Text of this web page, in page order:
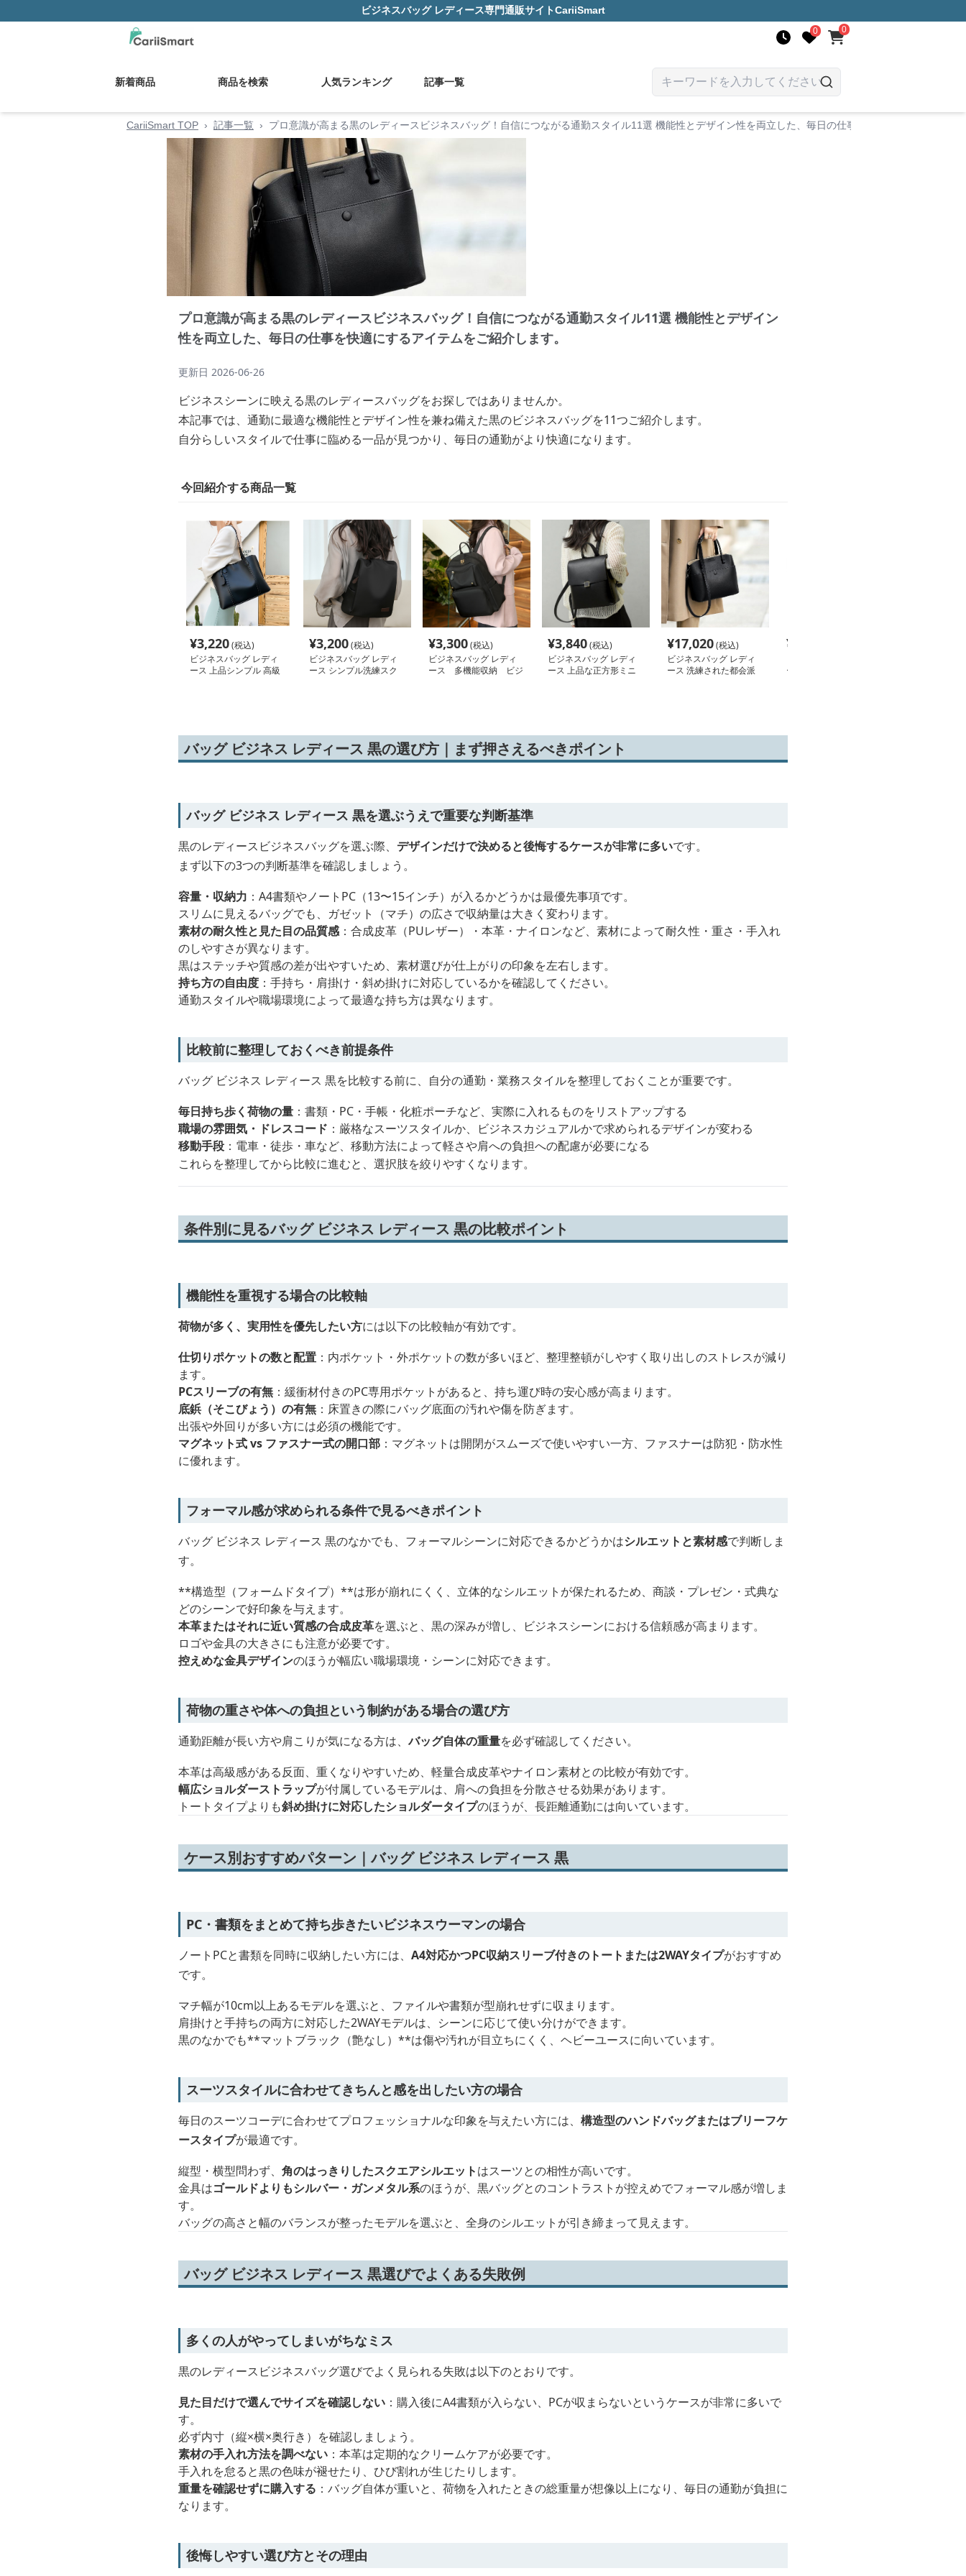
ビジネスバッグ レディース専門通販サイトCariiSmart
0 0
新着商品 商品を検索 人気ランキング 記事一覧
CariiSmart TOP › 記事一覧 › プロ意識が高まる黒のレディースビジネスバッグ！自信につながる通勤スタイル11選 機能性とデザイン性を両立した、毎日の仕事を快適にするアイテム
プロ意識が高まる黒のレディースビジネスバッグ！自信につながる通勤スタイル11選 機能性とデザイン
性を両立した、毎日の仕事を快適にするアイテムをご紹介します。
更新日 2026-06-26
ビジネスシーンに映える黒のレディースバッグをお探しではありませんか。
本記事では、通勤に最適な機能性とデザイン性を兼ね備えた黒のビジネスバッグを11つご紹介します。
自分らしいスタイルで仕事に臨める一品が見つかり、毎日の通勤がより快適になります。
今回紹介する商品一覧
¥3,220(税込)
ビジネスバッグ レディ
ース 上品シンプル 高級
¥3,200(税込)
ビジネスバッグ レディ
ース シンプル洗練スク
¥3,300(税込)
ビジネスバッグ レディ
ース 多機能収納 ビジ
¥3,840(税込)
ビジネスバッグ レディ
ース 上品な正方形ミニ
¥17,020(税込)
ビジネスバッグ レディ
ース 洗練された都会派
¥
ース モダン スタイリッ
バッグ ビジネス レディース 黒の選び方｜まず押さえるべきポイント
バッグ ビジネス レディース 黒を選ぶうえで重要な判断基準
黒のレディースビジネスバッグを選ぶ際、 デザインだけで決めると後悔するケースが非常に多いです。
まず以下の3つの判断基準を確認しましょう。
容量・収納力 ：A4書類やノートPC（13〜15インチ）が入るかどうかは最優先事項です。
スリムに見えるバッグでも、ガゼット（マチ）の広さで収納量は大きく変わります。
素材の耐久性と見た目の品質感：合成皮革（PUレザー）・本革・ナイロンなど、素材によって耐久性・重さ・手入れ
のしやすさが異なります。
黒はステッチや質感の差が出やすいため、素材選びが仕上がりの印象を左右します。
持ち方の自由度 ：手持ち・肩掛け・斜め掛けに対応しているかを確認してください。
通勤スタイルや職場環境によって最適な持ち方は異なります。
比較前に整理しておくべき前提条件
バッグ ビジネス レディース 黒を比較する前に、自分の通勤・業務スタイルを整理しておくことが重要です。
毎日持ち歩く荷物の量 ：書類・PC・手帳・化粧ポーチなど、実際に入れるものをリストアップする
職場の雰囲気・ドレスコード ：厳格なスーツスタイルか、ビジネスカジュアルかで求められるデザインが変わる
移動手段 ：電車・徒歩・車など、移動方法によって軽さや肩への負担への配慮が必要になる
これらを整理してから比較に進むと、選択肢を絞りやすくなります。
条件別に見るバッグ ビジネス レディース 黒の比較ポイント
機能性を重視する場合の比較軸
荷物が多く、実用性を優先したい方には以下の比較軸が有効です。
仕切りポケットの数と配置 ：内ポケット・外ポケットの数が多いほど、整理整頓がしやすく取り出しのストレスが減り
ます。
PCスリーブの有無 ：緩衝材付きのPC専用ポケットがあると、持ち運び時の安心感が高まります。
底鋲（そこびょう）の有無 ：床置きの際にバッグ底面の汚れや傷を防ぎます。
出張や外回りが多い方には必須の機能です。
マグネット式 vs ファスナー式の開口部 ：マグネットは開閉がスムーズで使いやすい一方、ファスナーは防犯・防水性
に優れます。
フォーマル感が求められる条件で見るべきポイント
バッグ ビジネス レディース 黒のなかでも、フォーマルシーンに対応できるかどうかはシルエットと素材感で判断しま
す。
**構造型（フォームドタイプ）**は形が崩れにくく、立体的なシルエットが保たれるため、商談・プレゼン・式典な
どのシーンで好印象を与えます。
本革またはそれに近い質感の合成皮革を選ぶと、黒の深みが増し、ビジネスシーンにおける信頼感が高まります。
ロゴや金具の大きさにも注意が必要です。
控えめな金具デザインのほうが幅広い職場環境・シーンに対応できます。
荷物の重さや体への負担という制約がある場合の選び方
通勤距離が長い方や肩こりが気になる方は、バッグ自体の重量を必ず確認してください。
本革は高級感がある反面、重くなりやすいため、軽量合成皮革やナイロン素材との比較が有効です。
幅広ショルダーストラップが付属しているモデルは、肩への負担を分散させる効果があります。
トートタイプよりも斜め掛けに対応したショルダータイプのほうが、長距離通勤には向いています。
ケース別おすすめパターン｜バッグ ビジネス レディース 黒
PC・書類をまとめて持ち歩きたいビジネスウーマンの場合
ノートPCと書類を同時に収納したい方には、 A4対応かつPC収納スリーブ付きのトートまたは2WAYタイプがおすすめ
です。
マチ幅が10cm以上あるモデルを選ぶと、ファイルや書類が型崩れせずに収まります。
肩掛けと手持ちの両方に対応した2WAYモデルは、シーンに応じて使い分けができます。
黒のなかでも**マットブラック（艶なし）**は傷や汚れが目立ちにくく、ヘビーユースに向いています。
スーツスタイルに合わせてきちんと感を出したい方の場合
毎日のスーツコーデに合わせてプロフェッショナルな印象を与えたい方には、 構造型のハンドバッグまたはブリーフケ
ースタイプが最適です。
縦型・横型問わず、 角のはっきりしたスクエアシルエットはスーツとの相性が高いです。
金具はゴールドよりもシルバー・ガンメタル系のほうが、黒バッグとのコントラストが控えめでフォーマル感が増しま
す。
バッグの高さと幅のバランスが整ったモデルを選ぶと、全身のシルエットが引き締まって見えます。
バッグ ビジネス レディース 黒選びでよくある失敗例
多くの人がやってしまいがちなミス
黒のレディースビジネスバッグ選びでよく見られる失敗は以下のとおりです。
見た目だけで選んでサイズを確認しない ：購入後にA4書類が入らない、PCが収まらないというケースが非常に多いで
す。
必ず内寸（縦×横×奥行き）を確認しましょう。
素材の手入れ方法を調べない ：本革は定期的なクリームケアが必要です。
手入れを怠ると黒の色味が褪せたり、ひび割れが生じたりします。
重量を確認せずに購入する ：バッグ自体が重いと、荷物を入れたときの総重量が想像以上になり、毎日の通勤が負担に
なります。
後悔しやすい選び方とその理由